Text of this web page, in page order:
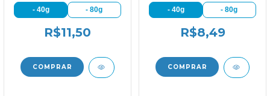
- 40g - 80g
R$11,50
e Atum
- 40g - 80g
R$8,49